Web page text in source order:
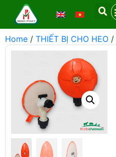
Home / THIẾT BỊ CHO HEO /